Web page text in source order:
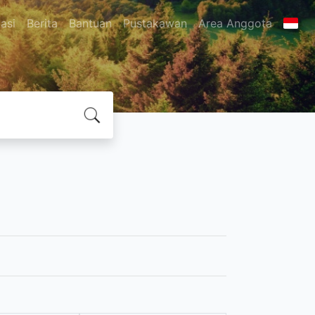
Berita Bantuan Pustakawan Area Anggota